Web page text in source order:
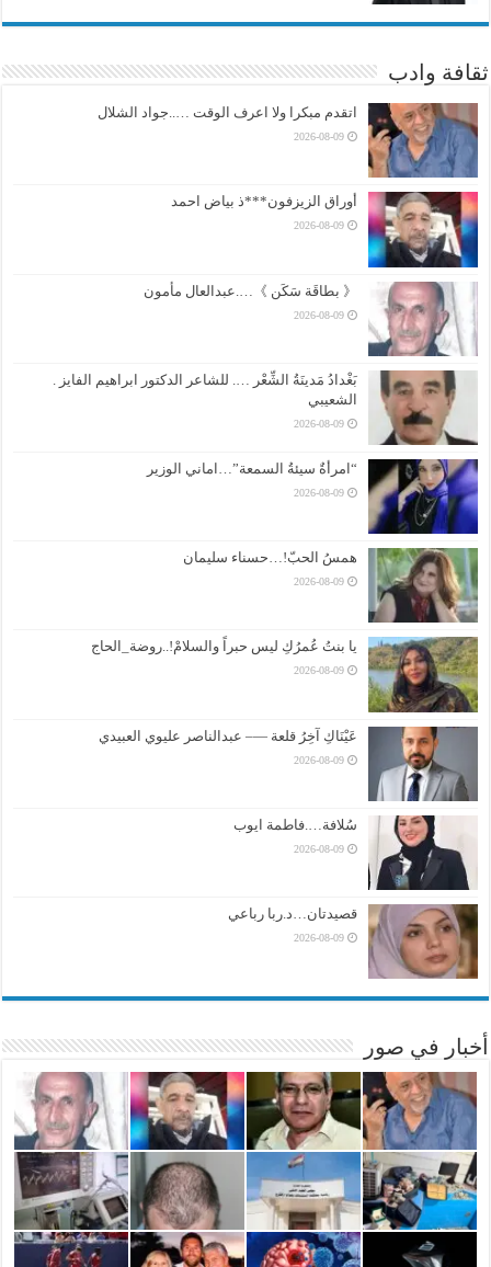
ثقافة وادب
اتقدم مبكرا ولا اعرف الوقت …..جواد الشلال
2026-08-09
أوراق الزيزفون***ذ بياض احمد
2026-08-09
《 بطاقَة سَكَن 》….عبدالعال مأمون
2026-08-09
بَغْدادُ مَدينَةُ الشِّعْر …. للشاعر الدكتور ابراهيم الفايز .
الشعيبي
2026-08-09
“امرأةٌ سيئةُ السمعة”…اماني الوزير
2026-08-09
همسُ الحبّ!…حسناء سليمان
2026-08-09
يا بنتُ عُمرُكِ ليس حبراً والسلامْ!..روضة_الحاج
2026-08-09
عَيْنَاكِ آخِرُ قلعة —– عبدالناصر عليوي العبيدي
2026-08-09
سُلافة….فاطمة ايوب
2026-08-09
قصيدتان…د.ربا رباعي
2026-08-09
أخبار في صور